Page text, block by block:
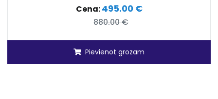
Cena:495.00 €
880.00 €
Pievienot grozam